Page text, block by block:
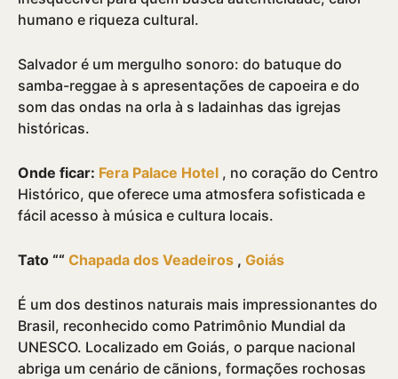
humano e riqueza cultural.
Salvador é um mergulho sonoro: do batuque do
samba-reggae à s apresentações de capoeira e do
som das ondas na orla à s ladainhas das igrejas
históricas.
Onde ficar: Fera Palace Hotel , no coração do Centro
Histórico, que oferece uma atmosfera sofisticada e
fácil acesso à música e cultura locais.
Tato ““ Chapada dos Veadeiros , Goiás
É um dos destinos naturais mais impressionantes do
Brasil, reconhecido como Patrimônio Mundial da
UNESCO. Localizado em Goiás, o parque nacional
abriga um cenário de cãnions, formações rochosas